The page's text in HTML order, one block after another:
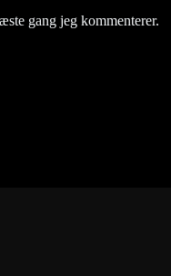
gang jeg kommenterer.